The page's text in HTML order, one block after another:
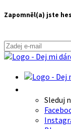
Zapomněl(a) jste
Sleduj